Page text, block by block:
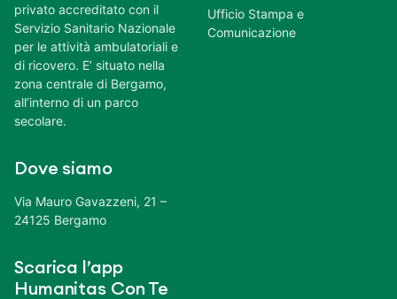
privato accreditato con il
Servizio Sanitario Nazionale
per le attività ambulatoriali e
di ricovero. E’ situato nella
zona centrale di Bergamo,
all’interno di un parco
secolare.
Dove siamo
Via Mauro Gavazzeni, 21 –
24125 Bergamo
Scarica l’app
Humanitas Con Te
Ufficio Stampa e
Comunicazione